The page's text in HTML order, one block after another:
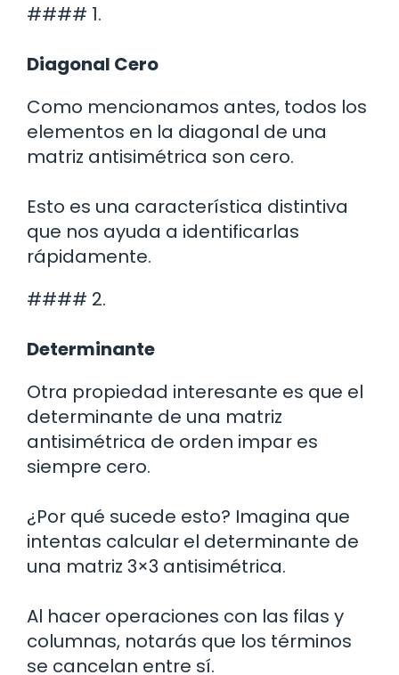
#### 1.
Diagonal Cero
Como mencionamos antes, todos los
elementos en la diagonal de una
matriz antisimétrica son cero.
Esto es una característica distintiva
que nos ayuda a identificarlas
rápidamente.
#### 2.
Determinante
Otra propiedad interesante es que el
determinante de una matriz
antisimétrica de orden impar es
siempre cero.
¿Por qué sucede esto? Imagina que
intentas calcular el determinante de
una matriz 3×3 antisimétrica.
Al hacer operaciones con las filas y
columnas, notarás que los términos
se cancelan entre sí.